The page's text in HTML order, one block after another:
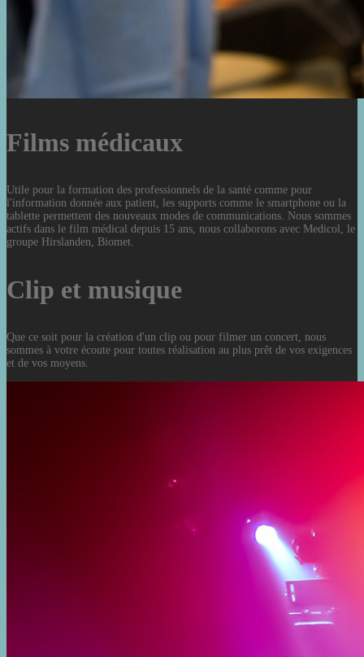
Films médicaux
Utile pour la formation des professionnels de la santé comme pour
l'information donnée aux patient, les supports comme le smartphone ou la
tablette permettent des nouveaux modes de communications. Nous sommes
actifs dans le film médical depuis 15 ans, nous collaborons avec Medicol, le
groupe Hirslanden, Biomet.
Clip et musique
Que ce soit pour la création d'un clip ou pour filmer un concert, nous
sommes à votre écoute pour toutes réalisation au plus prêt de vos exigences
et de vos moyens.